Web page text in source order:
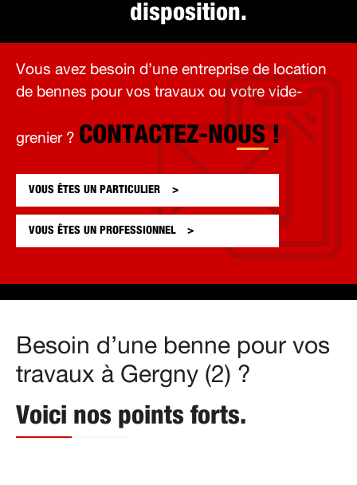
disposition.
Vous avez besoin d’une entreprise de location
de bennes pour vos travaux ou votre vide-
grenier ? CONTACTEZ-NOUS !
VOUS ÊTES UN PARTICULIER
VOUS ÊTES UN PROFESSIONNEL
Besoin d’une benne pour vos
travaux à Gergny (2) ?
Voici nos points forts.